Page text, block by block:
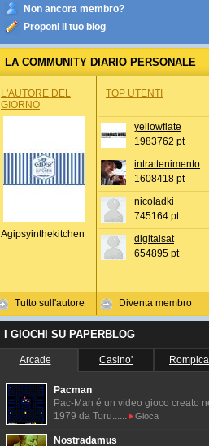
Non ancora membro?
Proponi il tuo blog
LA COMMUNITY DIARIO PERSONALE
L'AUTORE DEL
GIORNO
Agipsyinthekitchen
Tutto sull'autore
TOP UTENTI
yellowflate
1983762 pt
intrattenimento
1608418 pt
nicoladki
745164 pt
digitalsat
654895 pt
Diventa membro
I GIOCHI SU PAPERBLOG
Arcade Casino'
Pacman
Pac-Man é un video gioco creato
1979 da Toru......
Gioca
Nostradamus